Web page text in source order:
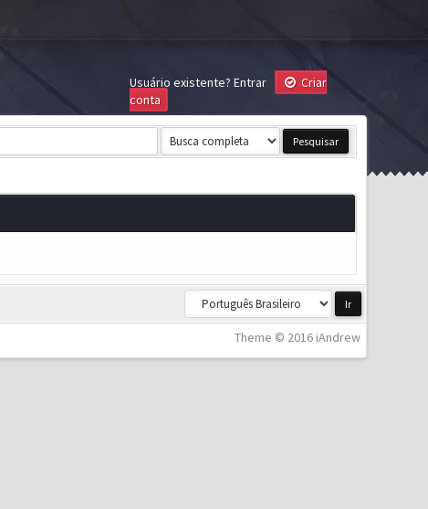
Usuário existente? Entrar
Criar
conta
Theme © 2016 iAndrew